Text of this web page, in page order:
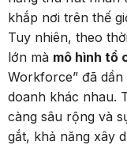
khắp nơi trên thế
Tuy nhiên, theo
lớn mà mô hình tổ
Workforce” đã
doanh khác nhau.
càng sâu rộng và
gắt, khả năng xây